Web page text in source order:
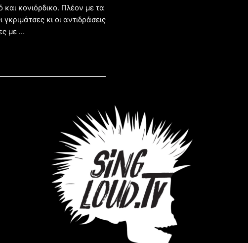
κονιόρδικο. Πλέον με τα
κι οι αντιδράσεις
με …